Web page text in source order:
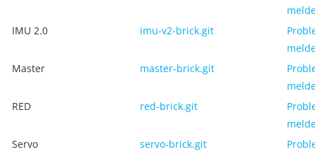
IMU 2.0
imu-v2-brick.git
Master
master-brick.git
RED
red-brick.git
Servo
servo-brick.git